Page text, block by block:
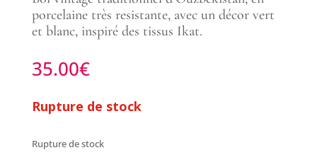
porcelaine très resistante, avec un décor vert
et blanc, inspiré des tissus Ikat.
35.00€
Rupture de stock
Rupture de stock